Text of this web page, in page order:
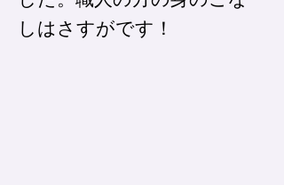
しはさすがです！